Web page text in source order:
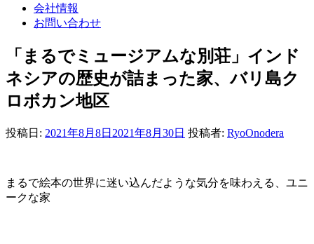
会社情報
お問い合わせ
「まるでミュージアムな別荘」インド
ネシアの歴史が詰まった家、バリ島ク
ロボカン地区
投稿日: 2021年8月8日 2021年8月30日 投稿者: RyoOnodera
まるで絵本の世界に迷い込んだような気分を味わえる、ユニ
ークな家